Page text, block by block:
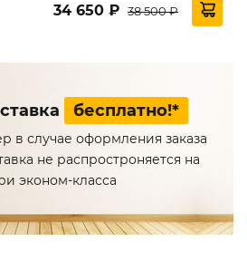
34 650 ₽ 38 500 ₽
бесплатно!*
в случае оформления заказа
не распростроняется на
эконом-класса